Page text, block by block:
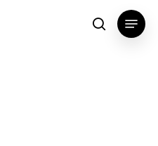
search
Menu